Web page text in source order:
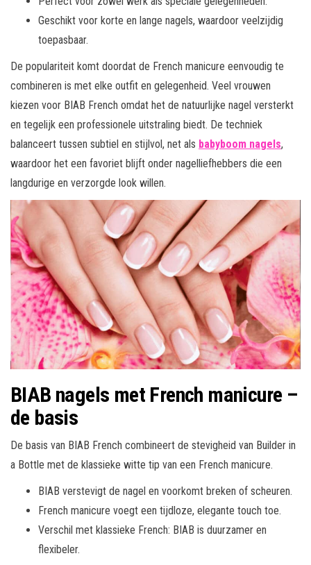
Geschikt voor korte en lange nagels, waardoor veelzijdig
toepasbaar.
De populariteit komt doordat de French manicure eenvoudig te
combineren is met elke outfit en gelegenheid. Veel vrouwen
kiezen voor BIAB French omdat het de natuurlijke nagel versterkt
en tegelijk een professionele uitstraling biedt. De techniek
balanceert tussen subtiel en stijlvol, net als babyboom nagels,
waardoor het een favoriet blijft onder nagelliefhebbers die een
langdurige en verzorgde look willen.
BIAB nagels met French manicure –
de basis
De basis van BIAB French combineert de stevigheid van Builder in
a Bottle met de klassieke witte tip van een French manicure.
BIAB verstevigt de nagel en voorkomt breken of scheuren.
French manicure voegt een tijdloze, elegante touch toe.
Verschil met klassieke French: BIAB is duurzamer en
flexibeler.